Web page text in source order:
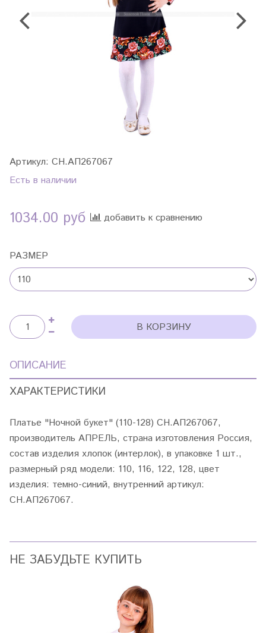
Артикул: СН.АП267067
Есть в наличии
1034.00 руб добавить к сравнению
РАЗМЕР
В КОРЗИНУ
ОПИСАНИЕ
ХАРАКТЕРИСТИКИ
Платье "Ночной букет" (110-128) СН.АП267067,
производитель АПРЕЛЬ, страна изготовления Россия,
состав изделия хлопок (интерлок), в упаковке 1 шт.,
размерный ряд модели: 110, 116, 122, 128, цвет
изделия: темно-синий, внутренний артикул:
СН.АП267067.
НЕ ЗАБУДЬТЕ КУПИТЬ